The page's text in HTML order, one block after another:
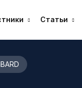
Статьи